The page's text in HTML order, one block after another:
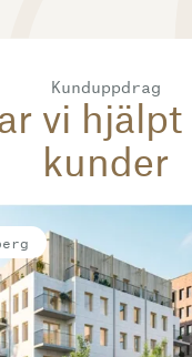
Kunduppdrag
vi hjälpt
kunder